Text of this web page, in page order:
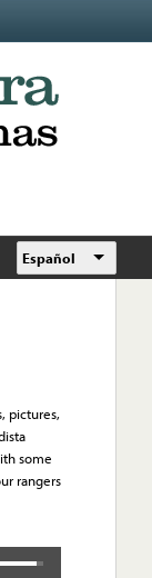
Español
pictures,
some
rangers